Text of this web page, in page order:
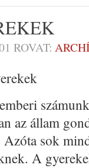
ROVAT:
az állam
sok
A